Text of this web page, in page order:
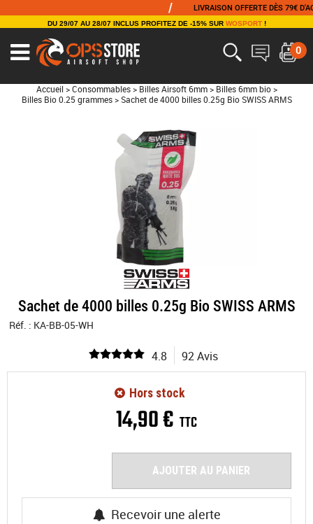
LIVRAISON OFFERTE DÈS 79€ D'ACHAT
DU 29/07 AU 28/07 INCLUS PROFITEZ DE -15% SUR WOSPORT!
0
Accueil > Consommables > Billes Airsoft 6mm > Billes 6mm bio >
Billes Bio 0.25 grammes > Sachet de 4000 billes 0.25g Bio SWISS ARMS
Sachet de 4000 billes 0.25g Bio SWISS ARMS
Réf. : KA-BB-05-WH
4.8 92 Avis
14,90€ TTC
Hors stock
AJOUTER AU PANIER
Recevoir une alerte